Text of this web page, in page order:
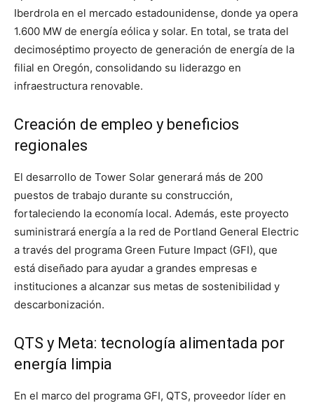
Iberdrola en el mercado estadounidense, donde ya opera
1.600 MW de energía eólica y solar. En total, se trata del
decimoséptimo proyecto de generación de energía de la
filial en Oregón, consolidando su liderazgo en
infraestructura renovable.
Creación de empleo y beneficios
regionales
El desarrollo de Tower Solar generará más de 200
puestos de trabajo durante su construcción,
fortaleciendo la economía local. Además, este proyecto
suministrará energía a la red de Portland General Electric
a través del programa Green Future Impact (GFI), que
está diseñado para ayudar a grandes empresas e
instituciones a alcanzar sus metas de sostenibilidad y
descarbonización.
QTS y Meta: tecnología alimentada por
energía limpia
En el marco del programa GFI, QTS, proveedor líder en